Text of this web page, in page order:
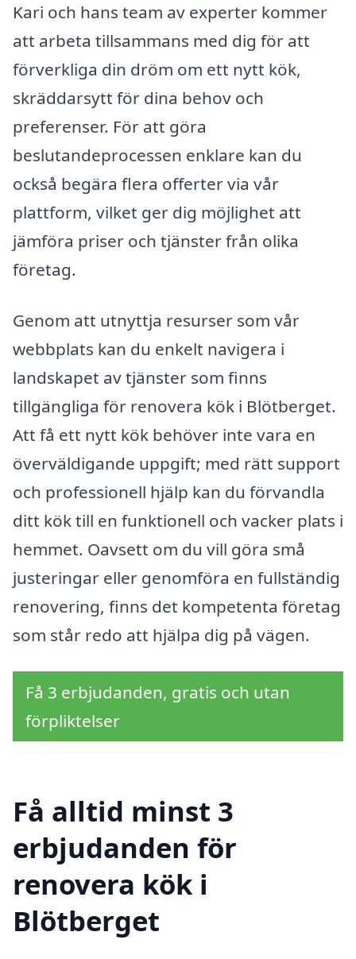
Kari och hans team av experter kommer
att arbeta tillsammans med dig för att
förverkliga din dröm om ett nytt kök,
skräddarsytt för dina behov och
preferenser. För att göra
beslutandeprocessen enklare kan du
också begära flera offerter via vår
plattform, vilket ger dig möjlighet att
jämföra priser och tjänster från olika
företag.
Genom att utnyttja resurser som vår
webbplats kan du enkelt navigera i
landskapet av tjänster som finns
tillgängliga för renovera kök i Blötberget.
Att få ett nytt kök behöver inte vara en
överväldigande uppgift; med rätt support
och professionell hjälp kan du förvandla
ditt kök till en funktionell och vacker plats i
hemmet. Oavsett om du vill göra små
justeringar eller genomföra en fullständig
renovering, finns det kompetenta företag
som står redo att hjälpa dig på vägen.
Få 3 erbjudanden, gratis och utan
förpliktelser
Få alltid minst 3
erbjudanden för
renovera kök i
Blötberget